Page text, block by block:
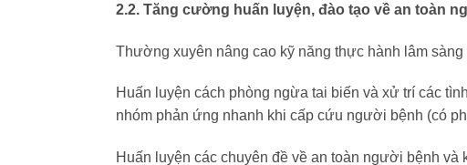
2.2. Tăng cường huấn luyện, đào tạo về an toàn
Thường xuyên nâng cao kỹ năng thực hành lâm sàng
Huấn luyện cách phòng ngừa tai biến và xử trí các
nhóm phản ứng nhanh khi cấp cứu người bệnh (có
Huấn luyện các chuyên đề về an toàn người bệnh và